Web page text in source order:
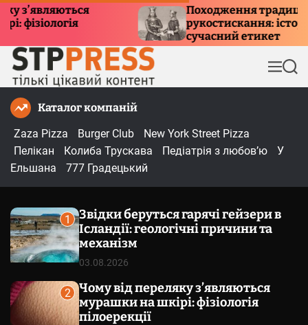
Походження традиції
рукостискання: історія, символізм та
сучасний етикет
М
е
П
о
Каталог компаній
Zaza Pizza
Burger Club
New York Street Pizza
Пелікан
Колиба Трускава Педіатрія з любов’ю
У
Ельшана
777 Градецький
1
Звідки беруться гарячі гейзери в
Ісландії: геологічні причини та
механізм
03.08.2026
2
Чому від переляку з’являються
мурашки на шкірі: фізіологія
пілоерекції